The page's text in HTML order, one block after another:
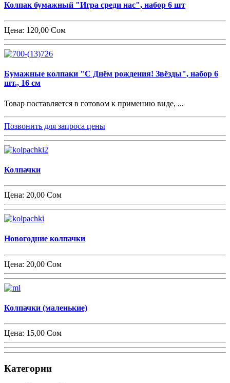
Колпак бумажный "Игра среди нас", набор 6 шт
Цена: 120,00 Сом
Бумажные колпаки "С Днём рождения! Звёзды", набор 6
шт., 16 см
Товар поставляется в готовом к примению виде, ...
Позвонить для запроса цены
Колпачки
Цена: 20,00 Сом
Новогодние колпачки
Цена: 20,00 Сом
Колпачки (маленькие)
Цена: 15,00 Сом
Категории